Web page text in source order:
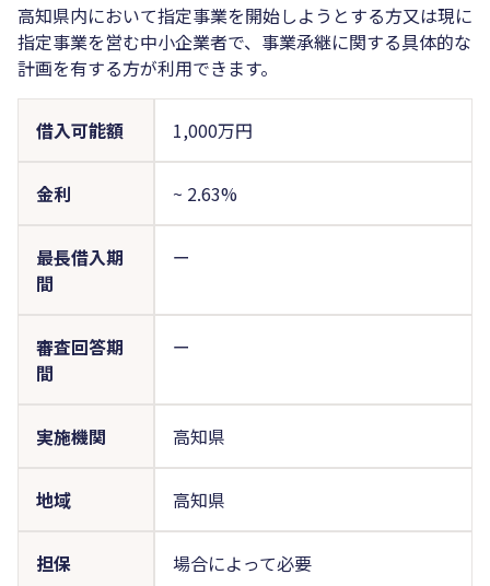
高知県内において指定事業を開始しようとする方又は現に
指定事業を営む中小企業者で、事業承継に関する具体的な
計画を有する方が利用できます。
借入可能額 1,000万円
金利 ~ 2.63%
最長借入期
間
ー
審査回答期
間
ー
実施機関 高知県
地域 高知県
担保 場合によって必要